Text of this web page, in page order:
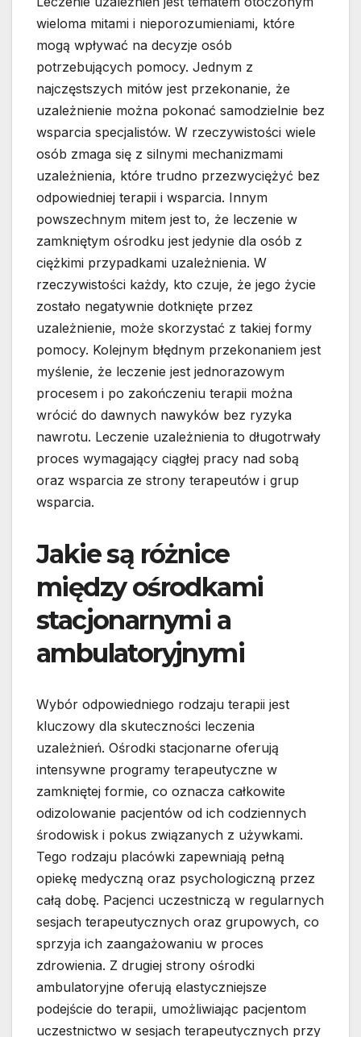
wieloma mitami i nieporozumieniami, które
mogą wpływać na decyzje osób
potrzebujących pomocy. Jednym z
najczęstszych mitów jest przekonanie, że
uzależnienie można pokonać samodzielnie bez
wsparcia specjalistów. W rzeczywistości wiele
osób zmaga się z silnymi mechanizmami
uzależnienia, które trudno przezwyciężyć bez
odpowiedniej terapii i wsparcia. Innym
powszechnym mitem jest to, że leczenie w
zamkniętym ośrodku jest jedynie dla osób z
ciężkimi przypadkami uzależnienia. W
rzeczywistości każdy, kto czuje, że jego życie
zostało negatywnie dotknięte przez
uzależnienie, może skorzystać z takiej formy
pomocy. Kolejnym błędnym przekonaniem jest
myślenie, że leczenie jest jednorazowym
procesem i po zakończeniu terapii można
wrócić do dawnych nawyków bez ryzyka
nawrotu. Leczenie uzależnienia to długotrwały
proces wymagający ciągłej pracy nad sobą
oraz wsparcia ze strony terapeutów i grup
wsparcia.
Jakie są różnice
między ośrodkami
stacjonarnymi a
ambulatoryjnymi
Wybór odpowiedniego rodzaju terapii jest
kluczowy dla skuteczności leczenia
uzależnień. Ośrodki stacjonarne oferują
intensywne programy terapeutyczne w
zamkniętej formie, co oznacza całkowite
odizolowanie pacjentów od ich codziennych
środowisk i pokus związanych z używkami.
Tego rodzaju placówki zapewniają pełną
opiekę medyczną oraz psychologiczną przez
całą dobę. Pacjenci uczestniczą w regularnych
sesjach terapeutycznych oraz grupowych, co
sprzyja ich zaangażowaniu w proces
zdrowienia. Z drugiej strony ośrodki
ambulatoryjne oferują elastyczniejsze
podejście do terapii, umożliwiając pacjentom
uczestnictwo w sesjach terapeutycznych przy